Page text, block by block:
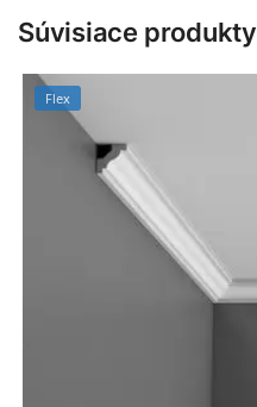
Súvisiace produkty
Flex